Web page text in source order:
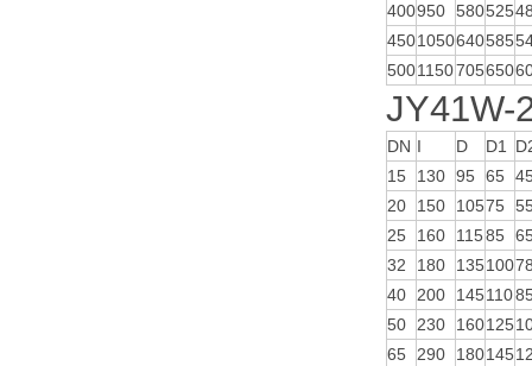
400950 580525
4501050640585
5001150705650
JY41W-
DN I D D1
15
130 95 65
20
150 10575
25
160 11585
32
180 135100
40
200 145110
50
230 160125
65
290 180145